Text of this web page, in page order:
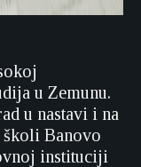
u Zemunu.
u nastavi i na
Banovo
instituciji